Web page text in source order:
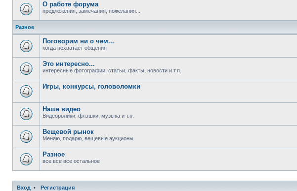
О работе форума
предложения, замечания, пожелания...
Разное
Поговорим ни о чем...
когда нехватает общения
Это интересно...
интересные фотографии, статьи, факты, новости и т.п.
Игры, конкурсы, головоломки
Наше видео
Видеоролики, флэшки, музыка и т.п.
Вещевой рынок
Меняю, подарю, вещевые аукционы
Разное
все все все остальное
Вход • Регистрация